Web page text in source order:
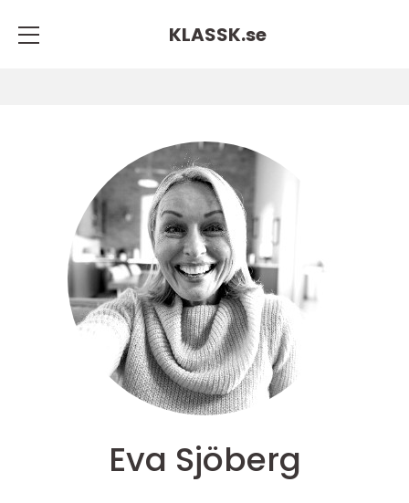
KLASSK.se
Eva Sjöberg